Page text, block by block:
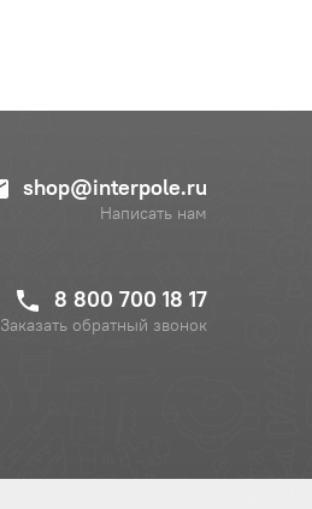
shop@interpole.ru
Написать нам
8 800 700 18 17
Заказать обратный звонок